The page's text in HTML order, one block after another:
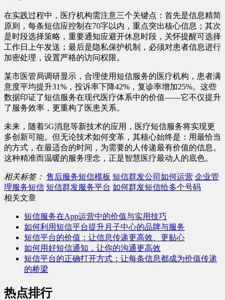
在实践过程中，医疗机构需注意三个关键点：首先是信息精简
原则，每条短信应控制在70字以内，重点突出核心信息；其次
是时段选择策略，重要通知应避开休息时段，关怀提醒可选择
工作日上午发送；最后是隐私保护机制，必须对患者信息进行
加密处理，设置严格的访问权限。
某市医管局调研显示，合理使用短信服务的医疗机构，患者满
意度平均提升31%，投诉率下降42%，复诊率增加25%。这些
数据印证了短信服务在现代医疗体系中的价值——它不仅提升
了服务效率，更重构了医患关系。
未来，随着5G消息等新技术的应用，医疗短信服务将实现更
多创新可能。但无论技术如何变革，其核心始终是：用最恰当
的方式，在最适合的时间，为需要的人传递最有价值的信息。
这种精准而温暖的服务理念，正是智慧医疗最动人的底色。
相关标签： 售后服务短信模板 短信群发公司如何运营 企业管
理服务短信 短信群发服务平台 如何群发短信给多个号码
相关文章
短信服务在App运营中的价值与实用技巧
如何利用短信平台提升月子中心的品牌与服务
短信平台的价值：让信息传递更高效、更贴心
如何用好短信通知，让你的沟通更高效
短信平台的正确打开方式：让每条信息都成为价值传递
的桥梁
热点排行